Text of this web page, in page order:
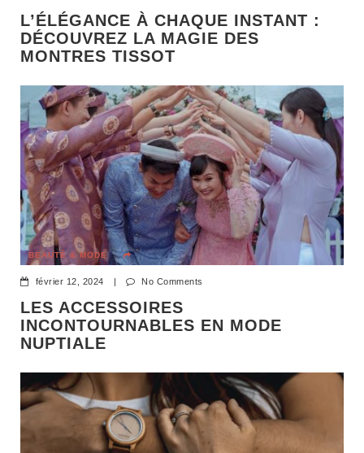
L’ÉLÉGANCE À CHAQUE INSTANT :
DÉCOUVREZ LA MAGIE DES
MONTRES TISSOT
BEAUTÉ & MODE
février 12, 2024 | No Comments
LES ACCESSOIRES
INCONTOURNABLES EN MODE
NUPTIALE